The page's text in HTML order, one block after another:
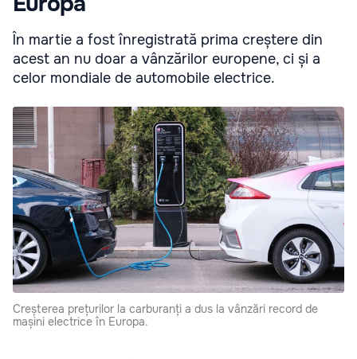
În martie a fost înregistrată prima creștere din
acest an nu doar a vânzărilor europene, ci și a
celor mondiale de automobile electrice.
Creșterea prețurilor la carburanți a dus la vânzări record de
mașini electrice în Europa.